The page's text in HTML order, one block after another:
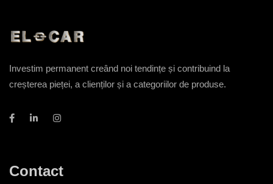
Investim permanent creând noi tendințe și contribuind la
creșterea pieței, a clienților și a categoriilor de produse.
Contact